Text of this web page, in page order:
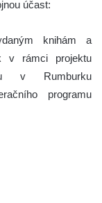
účast:
knihám a
v rámci projektu
v Rumburku
programu